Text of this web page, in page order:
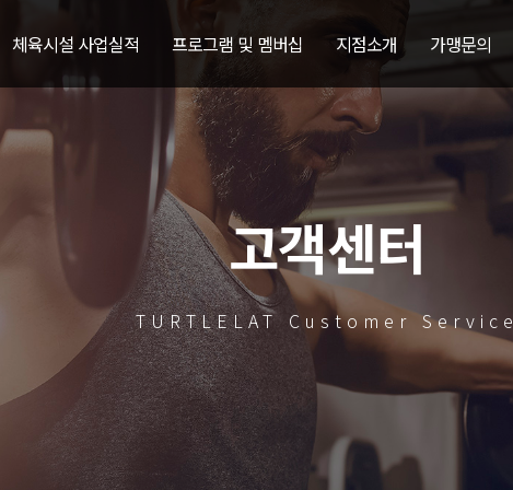
체육시설 사업실적 프로그램 및 멤버십 지점소개 가맹문의
고객센터
TURTLELAT Customer Service